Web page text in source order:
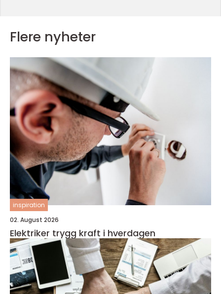
Flere nyheter
inspiration
02. August 2026
Elektriker trygg kraft i hverdagen